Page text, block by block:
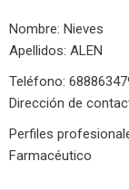
Nombre: Nieves
Apellidos: ALEN
Teléfono:
Dirección de
Perfiles
Farmacéutico